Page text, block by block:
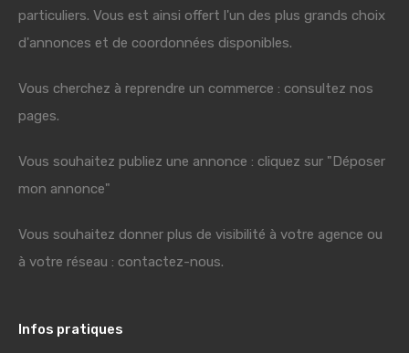
particuliers. Vous est ainsi offert l'un des plus grands choix
d'annonces et de coordonnées disponibles.
Vous cherchez à reprendre un commerce : consultez nos
pages.
Vous souhaitez publiez une annonce : cliquez sur "Déposer
mon annonce"
Vous souhaitez donner plus de visibilité à votre agence ou
à votre réseau : contactez-nous.
Infos pratiques